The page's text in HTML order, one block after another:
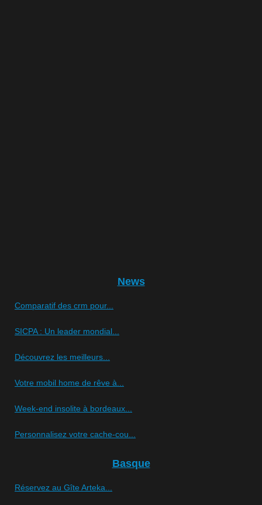
News
Comparatif des crm pour...
SICPA : Un leader mondial...
Découvrez les meilleurs...
Votre mobil home de rêve à...
Week-end insolite à bordeaux...
Personnalisez votre cache-cou...
Basque
Réservez au Gîte Arteka...